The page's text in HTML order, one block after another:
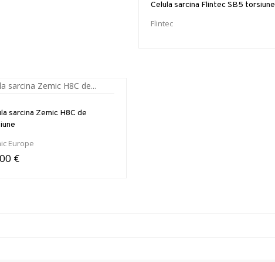
Celula sarcina Flintec SB5 torsiune
Flintec
sarcina Zemic H8C de
Europe
€